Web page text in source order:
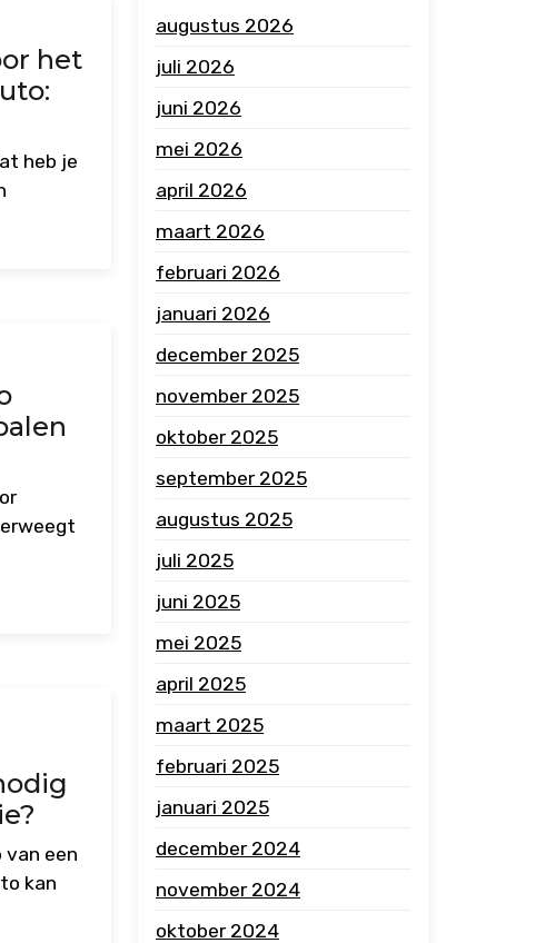
het
heb je
van een
kan
augustus 2026
juli 2026
juni 2026
mei 2026
april 2026
maart 2026
februari 2026
januari 2026
december 2025
november 2025
oktober 2025
september 2025
augustus 2025
juli 2025
juni 2025
mei 2025
april 2025
maart 2025
februari 2025
januari 2025
december 2024
november 2024
oktober 2024